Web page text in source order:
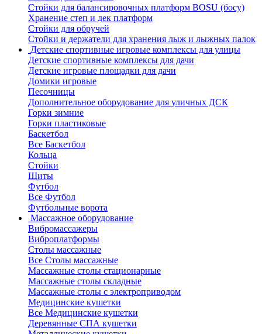
Стойки для балансировочных платформ BOSU (босу)
Хранение степ и дек платформ
Стойки для обручей
Стойки и держатели для хранения лыж и лыжных палок
Детские спортивные игровые комплексы для улицы
Детские спортивные комплексы для дачи
Детские игровые площадки для дачи
Домики игровые
Песочницы
Дополнительное оборудование для уличных ДСК
Горки зимние
Горки пластиковые
Баскетбол
Все Баскетбол
Кольца
Стойки
Щиты
Футбол
Все Футбол
Футбольные ворота
Массажное оборудование
Вибромассажеры
Виброплатформы
Столы массажные
Все Столы массажные
Массажные столы стационарные
Массажные столы складные
Массажные столы с электроприводом
Медицинские кушетки
Все Медицинские кушетки
Деревянные СПА кушетки